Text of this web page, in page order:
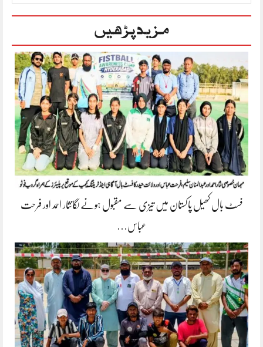
مزید پڑھیں
فسٹ بال کھیل پاکستان میں تیزی سے مقبول ہونے لگانثار احمد اور فرحت
عباس…